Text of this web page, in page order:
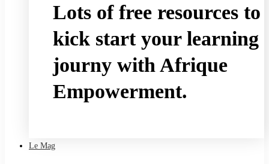
Lots of free resources to
kick start your learning
journy with Afrique
Empowerment.
Le Mag